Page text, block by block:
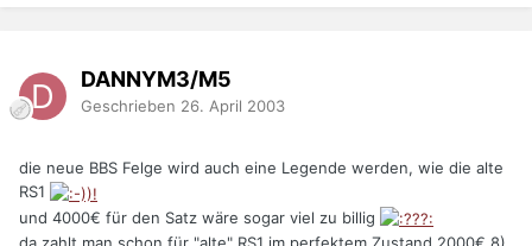
DANNYM3/M5
Geschrieben 26. April 2003
die neue BBS Felge wird auch eine Legende werden, wie die alte
RS1
und 4000€ für den Satz wäre sogar viel zu billig